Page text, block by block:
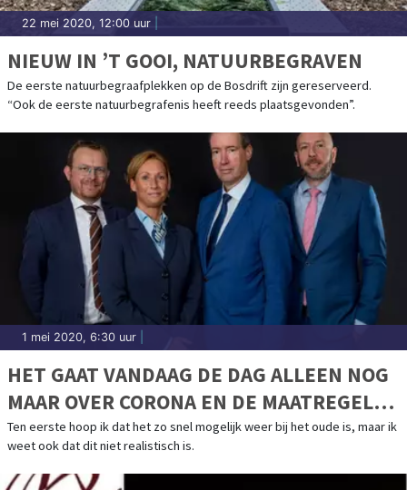
22 mei 2020, 12:00 uur
NIEUW IN ’T GOOI, NATUURBEGRAVEN
De eerste natuurbegraafplekken op de Bosdrift zijn gereserveerd.
“Ook de eerste natuurbegrafenis heeft reeds plaatsgevonden”.
1 mei 2020, 6:30 uur
HET GAAT VANDAAG DE DAG ALLEEN NOG
MAAR OVER CORONA EN DE MAATREGELEN
DIE HIER AAN VASTZITTEN.
Ten eerste hoop ik dat het zo snel mogelijk weer bij het oude is, maar ik
weet ook dat dit niet realistisch is.